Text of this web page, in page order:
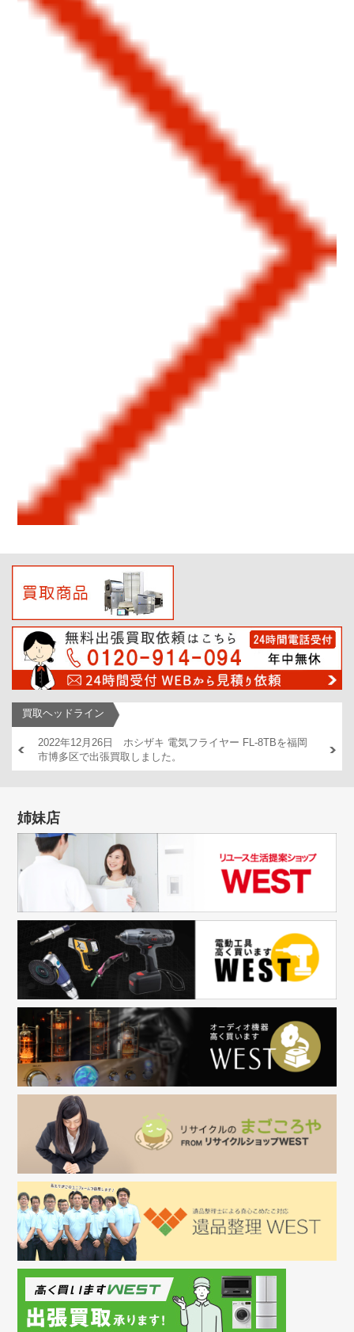
買取ヘッドライン
2022年12月26日 ホシザキ 電気フライヤー FL-8TBを福岡
市博多区で出張買取しました。
出張買
姉妹店